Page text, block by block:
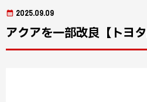
2025.09.09
アクアを一部改良【トヨタ